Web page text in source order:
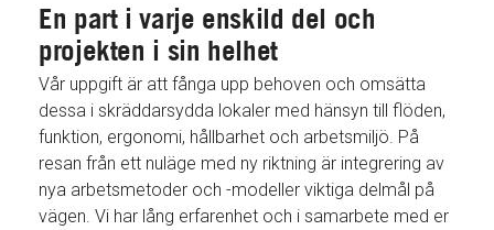
En part i varje enskild del och
projekten i sin helhet
Vår uppgift är att fånga upp behoven och omsätta
dessa i skräddarsydda lokaler med hänsyn till flöden,
funktion, ergonomi, hållbarhet och arbetsmiljö. På
resan från ett nuläge med ny riktning är integrering av
nya arbetsmetoder och -modeller viktiga delmål på
vägen. Vi har lång erfarenhet och i samarbete med er